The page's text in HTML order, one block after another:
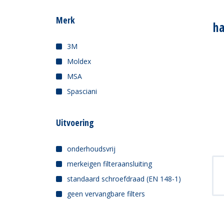
Merk
3M
Moldex
MSA
Spasciani
Uitvoering
onderhoudsvrij
merkeigen filteraansluiting
standaard schroefdraad (EN 148-1)
geen vervangbare filters